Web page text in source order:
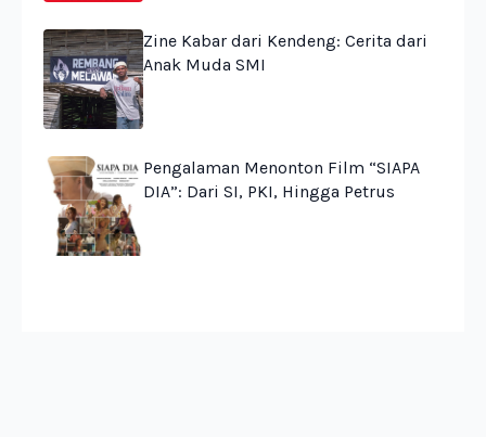
Zine Kabar dari Kendeng: Cerita dari
Anak Muda SMI
Pengalaman Menonton Film “SIAPA
DIA”: Dari SI, PKI, Hingga Petrus